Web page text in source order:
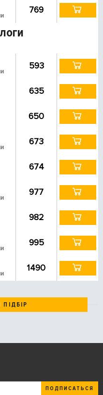
769
593
635
650
673
674
977
982
995
1490
ПОДПИСАТЬСЯ